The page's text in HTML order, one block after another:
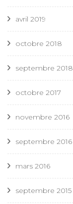
avril 2019
octobre 2018
septembre 2018
octobre 2017
novembre 2016
septembre 2016
mars 2016
septembre 2015